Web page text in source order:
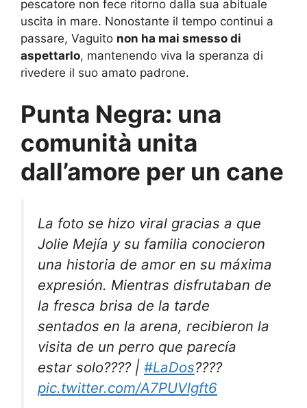
pescatore non fece ritorno dalla sua abituale
uscita in mare. Nonostante il tempo continui a
passare, Vaguito non ha mai smesso di
aspettarlo, mantenendo viva la speranza di
rivedere il suo amato padrone.
Punta Negra: una
comunità unita
dall’amore per un cane
La foto se hizo viral gracias a que
Jolie Mejía y su familia conocieron
una historia de amor en su máxima
expresión. Mientras disfrutaban de
la fresca brisa de la tarde
sentados en la arena, recibieron la
visita de un perro que parecía
estar solo???? | #LaDos????
pic.twitter.com/A7PUVlgft6